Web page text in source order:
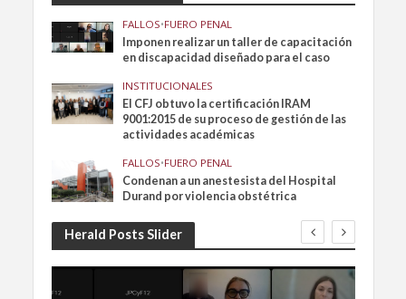
FALLOS•FUERO PENAL
Imponen realizar un taller de capacitación
en discapacidad diseñado para el caso
INSTITUCIONALES
El CFJ obtuvo la certificación IRAM
9001:2015 de su proceso de gestión de las
actividades académicas
FALLOS•FUERO PENAL
Condenan a un anestesista del Hospital
Durand por violencia obstétrica
Herald Posts Slider